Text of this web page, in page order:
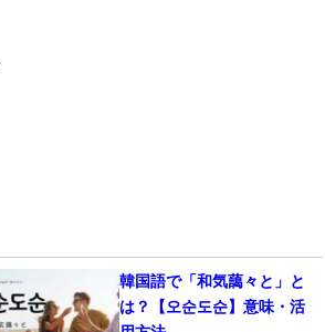
韓国語で「和気藹々と」と
は？【오순도순】意味・活